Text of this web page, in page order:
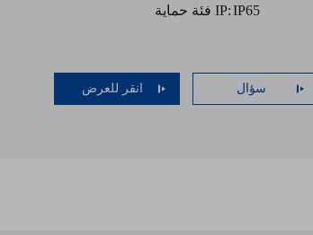
فئة حماية IP:IP65
انقر للعرض سؤال